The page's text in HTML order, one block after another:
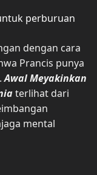
perburuan
dengan cara
Prancis punya
Awal Meyakinkan
terlihat dari
mental